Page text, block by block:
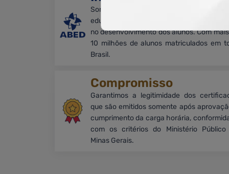
Somos associados à ABED e
educação a distância com qualidade e
no desenvolvimento dos alunos. Com
10 milhões de alunos matriculados em
Brasil.
Compromisso
Garantimos a legitimidade dos
que são emitidos somente após
cumprimento da carga horária,
com os critérios do Ministério Público
Minas Gerais.